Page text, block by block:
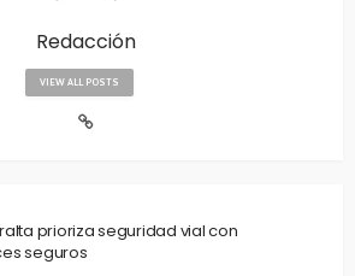
Redacción
VIEW ALL POSTS
prioriza seguridad vial con
seguros